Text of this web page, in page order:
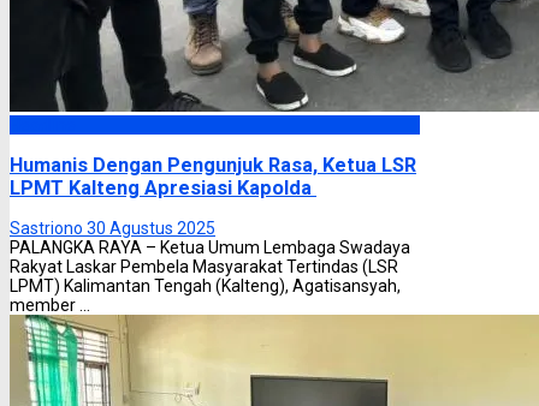
Humanis Dengan Pengunjuk Rasa, Ketua LSR
LPMT Kalteng Apresiasi Kapolda
Sastriono 30 Agustus 2025
PALANGKA RAYA – Ketua Umum Lembaga Swadaya
Rakyat Laskar Pembela Masyarakat Tertindas (LSR
LPMT) Kalimantan Tengah (Kalteng), Agatisansyah,
member ...